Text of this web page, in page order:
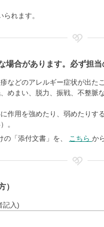
れます。
場合があります。必ず担当
などのアレルギー症状が出た
めまい、脱力、振戦、不整脈
作用を強めたり、弱めたりす
。
の「添付文書」を、
こちら か
）
記入)